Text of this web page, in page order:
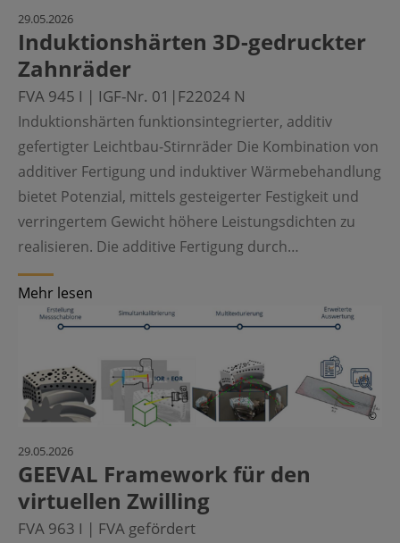
29.05.2026
Induktionshärten 3D-gedruckter
Zahnräder
FVA 945 I | IGF-Nr. 01|F22024 N
Induktionshärten funktionsintegrierter, additiv
gefertigter Leichtbau-Stirnräder Die Kombination von
additiver Fertigung und induktiver Wärmebehandlung
bietet Potenzial, mittels gesteigerter Festigkeit und
verringertem Gewicht höhere Leistungsdichten zu
realisieren. Die additive Fertigung durch…
Mehr lesen
©
29.05.2026
GEEVAL Framework für den
virtuellen Zwilling
FVA 963 I | FVA gefördert